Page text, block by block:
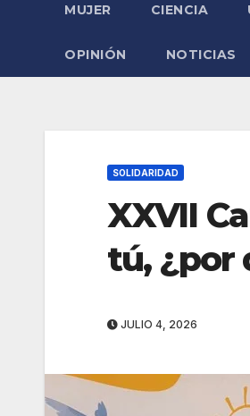
MUJER CIENCIA
OPINIÓN NOTICIAS
SOLIDARIDAD
XXVII
tú, ¿por
JULIO 4, 2026